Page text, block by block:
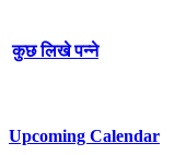
कुछ लिखे पन्ने
Upcoming Calendar